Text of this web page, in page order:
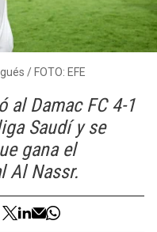
/ FOTO: EFE
al Damac FC 4-1
Saudí y se
gana el
Al Nassr.